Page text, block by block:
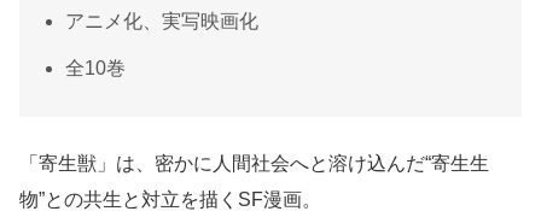
アニメ化、実写映画化
全10巻
「寄生獣」は、密かに人間社会へと溶け込んだ“寄生生
物”との共生と対立を描くSF漫画。